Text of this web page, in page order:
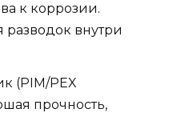
к коррозии.
разводок внутри
(PIM/PEX
прочность,